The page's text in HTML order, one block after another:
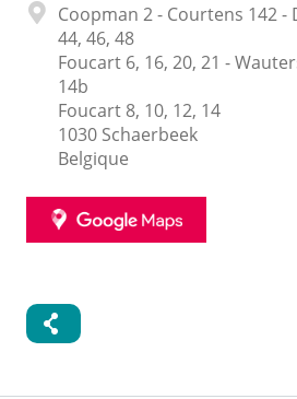
AdresseCoopman 2 - Courtens 142 -
44, 46, 48
Foucart 6, 16, 20, 21 -
14b
Foucart 8, 10, 12, 14
1030 Schaerbeek
Belgique
GOOGLE